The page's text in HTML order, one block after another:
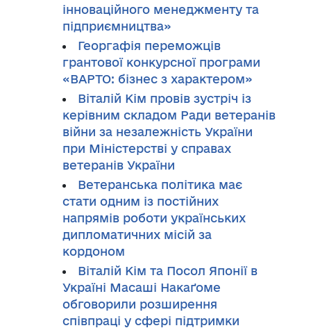
інноваційного менеджменту та
підприємництва»
Георгафія переможців
грантової конкурсної програми
«ВАРТО: бізнес з характером»
Віталій Кім провів зустріч із
керівним складом Ради ветеранів
війни за незалежність України
при Міністерстві у справах
ветеранів України
Ветеранська політика має
стати одним із постійних
напрямів роботи українських
дипломатичних місій за
кордоном
Віталій Кім та Посол Японії в
Україні Масаші Накаґоме
обговорили розширення
співпраці у сфері підтримки